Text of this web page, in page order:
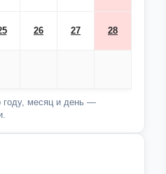
26 27 28
году, месяц и день —